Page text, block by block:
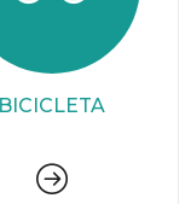
BICICLETA